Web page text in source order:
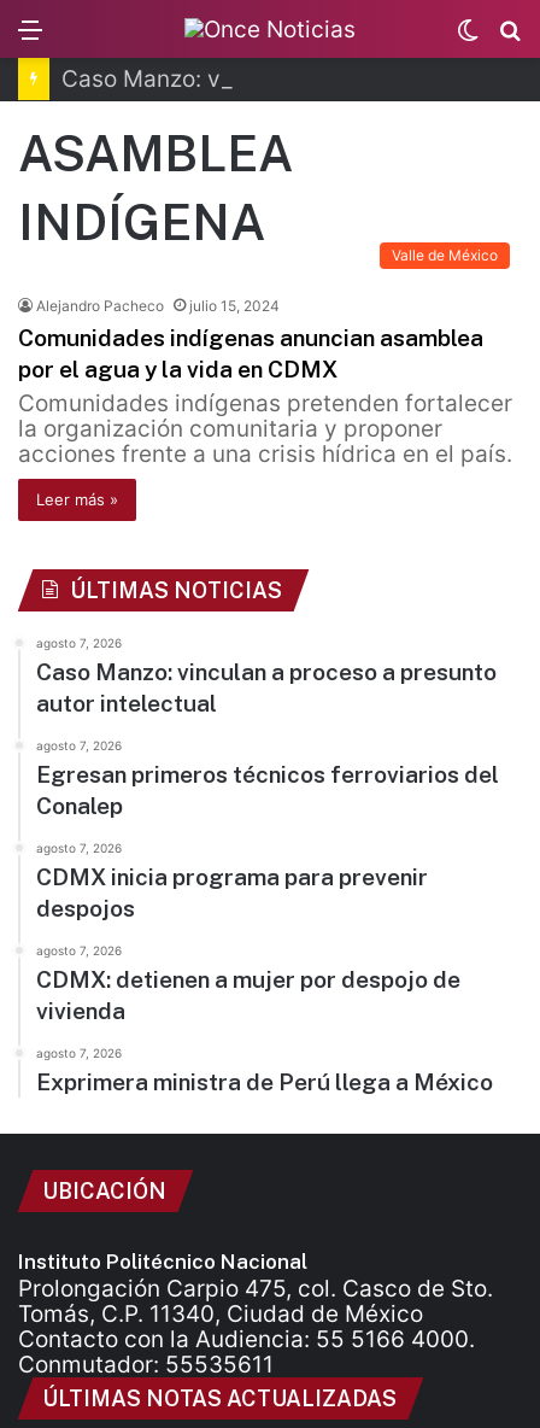
Switch
skin
ASAMBLEA
INDÍGENA
Valle de México
Alejandro Pacheco julio 15, 2024
Comunidades indígenas anuncian asamblea
por el agua y la vida en CDMX
Comunidades indígenas pretenden fortalecer
la organización comunitaria y proponer
acciones frente a una crisis hídrica en el país.
Leer más »
ÚLTIMAS NOTICIAS
agosto 7, 2026
Caso Manzo: vinculan a proceso a presunto
autor intelectual
agosto 7, 2026
Egresan primeros técnicos ferroviarios del
Conalep
agosto 7, 2026
CDMX inicia programa para prevenir
despojos
agosto 7, 2026
CDMX: detienen a mujer por despojo de
vivienda
agosto 7, 2026
Exprimera ministra de Perú llega a México
UBICACIÓN
Instituto Politécnico Nacional
Prolongación Carpio 475, col. Casco de Sto.
Tomás, C.P. 11340, Ciudad de México
Contacto con la Audiencia: 55 5166 4000.
Conmutador: 55535611
ÚLTIMAS NOTAS ACTUALIZADAS